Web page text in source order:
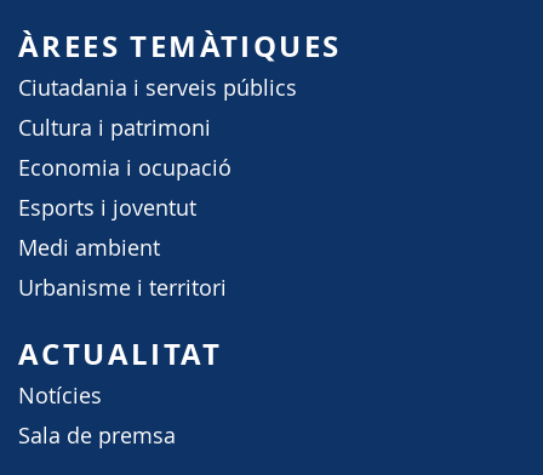
ÀREES TEMÀTIQUES
Ciutadania i serveis públics
Cultura i patrimoni
Economia i ocupació
Esports i joventut
Medi ambient
Urbanisme i territori
ACTUALITAT
Notícies
Sala de premsa